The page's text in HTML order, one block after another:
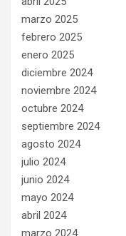
marzo 2025
febrero 2025
enero 2025
diciembre 2024
noviembre 2024
octubre 2024
septiembre 2024
agosto 2024
julio 2024
junio 2024
mayo 2024
abril 2024
marzo 2024